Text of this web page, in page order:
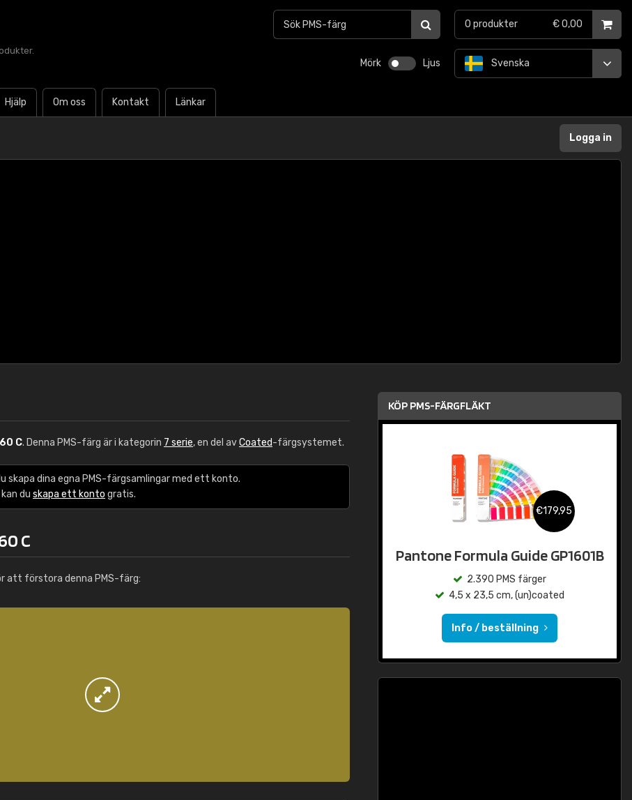
Mörk Ljus
Hjälp Om oss Kontakt Länkar
Svenska
0 produkter € 0,00
Logga in
C. Denna PMS-färg är i kategorin 7 serie, en del avCoated-färgsystemet.
skapa dina egna PMS-färgsamlingar med ett konto.
du skapa ett konto gratis.
C
att förstora denna PMS-färg:
KÖP PMS-FÄRGFLÄKT
€179,95
Pantone Formula Guide GP1601B
2.390 PMS färger
4,5 x 23,5 cm, (un)coated
Info / beställning